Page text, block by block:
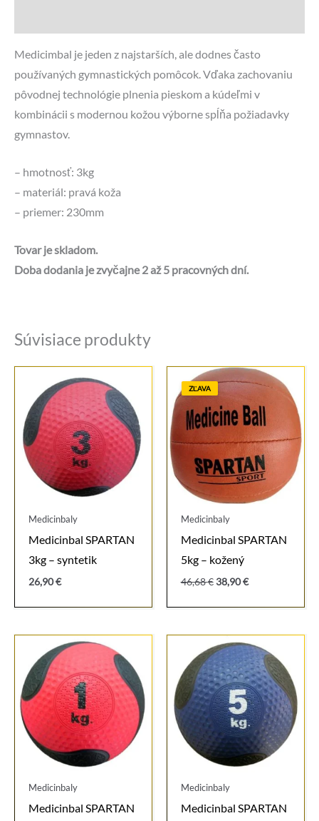
Medicimbal je jeden z najstarších, ale dodnes často
používaných gymnastických pomôcok. Vďaka zachovaniu
pôvodnej technológie plnenia pieskom a kúdeľmi v
kombinácii s modernou kožou výborne spĺňa požiadavky
gymnastov.
– hmotnosť: 3kg
– materiál: pravá koža
– priemer: 230mm
Tovar je skladom.
Doba dodania je zvyčajne 2 až 5 pracovných dní.
Súvisiace produkty
Medicinbaly
Medicinbal SPARTAN
3kg – syntetik
26,90€
ZĽAVA
Medicinbaly
Medicinbal SPARTAN
5kg – kožený
46,68€ Pôvodná
bola:
38,90€Aktuálna
je:
Medicinbaly
Medicinbal SPARTAN
Medicinbaly
Medicinbal SPARTAN